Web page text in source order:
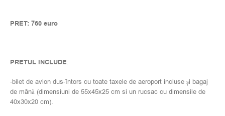
PRET: 760 euro
PRETUL INCLUDE:
-bilet de avion dus-întors cu toate taxele de aeroport incluse și bagaj
de mână (dimensiuni de 55x45x25 cm si un rucsac cu dimensile de
40x30x20 cm).